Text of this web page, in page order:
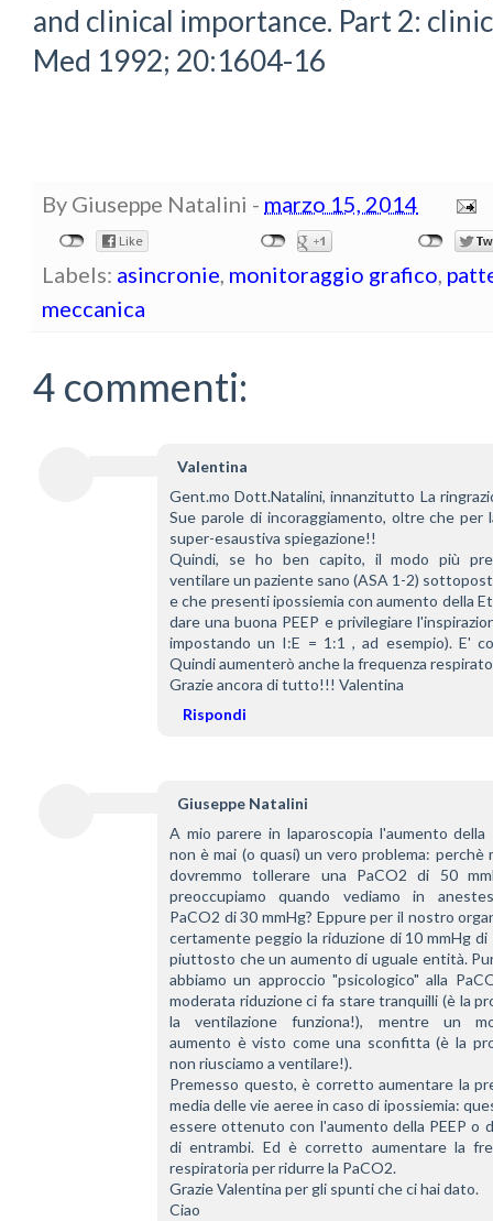
and clinical importance. Part 2:
Med 1992; 20:1604-16
By Giuseppe Natalini - marzo 15, 2014
Labels: asincronie, monitoraggio grafico,
meccanica
4 commenti:
Valentina
Gent.mo Dott.Natalini, innanzitutto La
Sue parole di incoraggiamento, oltre che per
super-esaustiva spiegazione!!
Quindi, se ho ben capito, il modo più
ventilare un paziente sano (ASA 1-2)
e che presenti ipossiemia con aumento della
dare una buona PEEP e privilegiare
impostando un I:E = 1:1 , ad esempio). E'
Quindi aumenterò anche la frequenza
Grazie ancora di tutto!!! Valentina
Rispondi
Giuseppe Natalini
A mio parere in laparoscopia l'aumento della
non è mai (o quasi) un vero problema: perchè
dovremmo tollerare una PaCO2 di 50
preoccupiamo quando vediamo in
PaCO2 di 30 mmHg? Eppure per il nostro
certamente peggio la riduzione di 10 mmHg di
piuttosto che un aumento di uguale entità.
abbiamo un approccio "psicologico" alla
moderata riduzione ci fa stare tranquilli (è la
la ventilazione funziona!), mentre un
aumento è visto come una sconfitta (è la
non riusciamo a ventilare!).
Premesso questo, è corretto aumentare la
media delle vie aeree in caso di ipossiemia:
essere ottenuto con l'aumento della PEEP o
di entrambi. Ed è corretto aumentare la
respiratoria per ridurre la PaCO2.
Grazie Valentina per gli spunti che ci hai dato.
Ciao